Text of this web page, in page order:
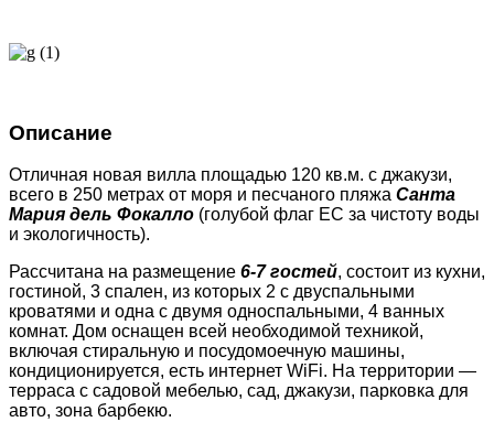
Описание
Отличная новая вилла площадью 120 кв.м. с джакузи,
всего в 250 метрах от моря и песчаного пляжа Санта
Мария дель Фокалло (голубой флаг ЕС за чистоту воды
и экологичность).
Рассчитана на размещение 6-7 гостей, состоит из кухни,
гостиной, 3 спален, из которых 2 с двуспальными
кроватями и одна с двумя односпальными, 4 ванных
комнат. Дом оснащен всей необходимой техникой,
включая стиральную и посудомоечную машины,
кондиционируется, есть интернет WiFi. На территории —
терраса с садовой мебелью, сад, джакузи, парковка для
авто, зона барбекю.